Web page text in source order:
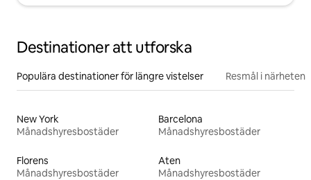
Destinationer att utforska
Populära destinationer för längre vistelser Resmål i närheten
New York
Månadshyresbostäder
Barcelona
Månadshyresbostäder
Florens
Månadshyresbostäder
Aten
Månadshyresbostäder